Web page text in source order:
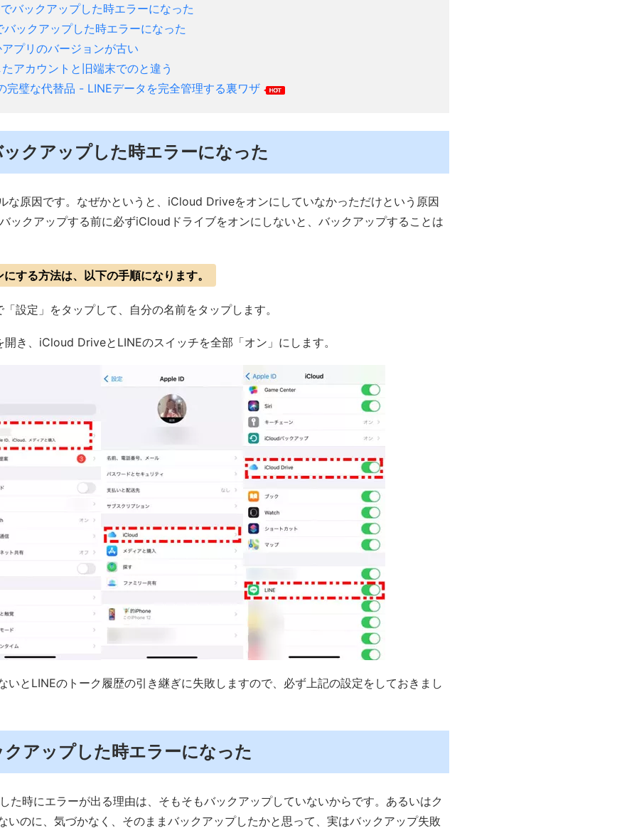
バックアップした時エラーになった
バックアップした時エラーになった
プリのバージョンが古い
アカウントと旧端末でのと違う
完璧な代替品 - LINEデータを完全管理する裏ワザ
クアップした時エラーになった
な原因です。なぜかというと、iCloud Driveをオンにしていなかっただけという原因
ックアップする前に必ずiCloudドライブをオンにしないと、バックアップすることは
する方法は、以下の手順になります。
設定」をタップして、自分の名前をタップします。
き、iCloud DriveとLINEのスイッチを全部「オン」にします。
いとLINEのトーク履歴の引き継ぎに失敗しますので、必ず上記の設定をしておきまし
アップした時エラーになった
た時にエラーが出る理由は、そもそもバックアップしていないからです。あるいはク
いのに、気づかなく、そのままバックアップしたかと思って、実はバックアップ失敗